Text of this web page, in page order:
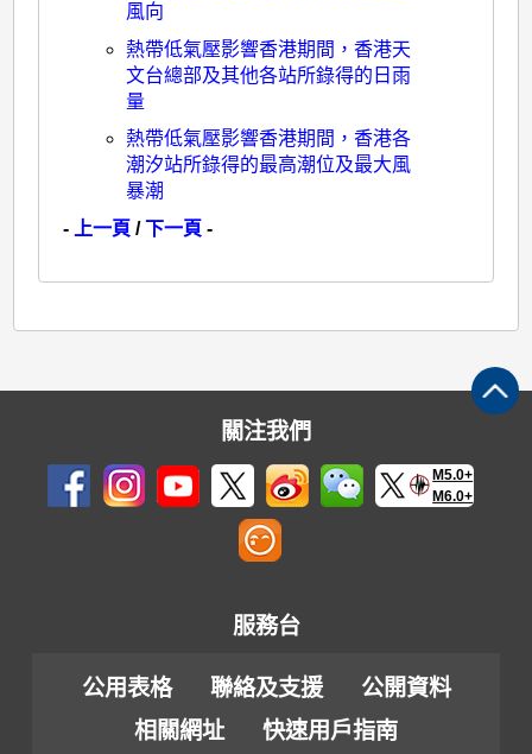
風向
熱帶低氣壓影響香港期間，香港天
文台總部及其他各站所錄得的日雨
量
熱帶低氣壓影響香港期間，香港各
潮汐站所錄得的最高潮位及最大風
暴潮
-
上一頁 /下一頁 -
關注我們
M5.0+
M6.0+
服務台
公用表格 聯絡及支援
公開資料
相關網址
快速用戶指南